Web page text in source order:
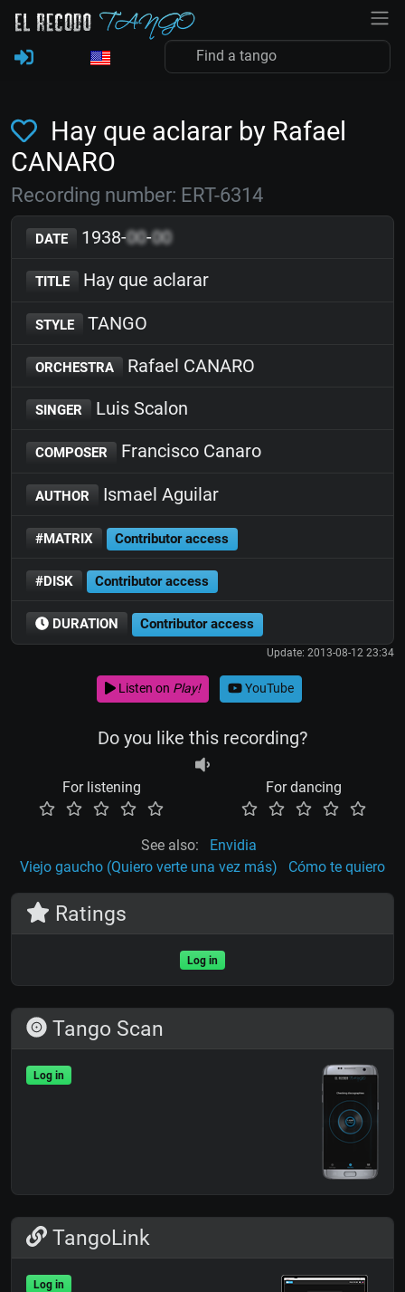
Hay que aclarar by Rafael
CANARO
Recording number: ERT-6314
DATE 1938-00-00
TITLE Hay que aclarar
STYLE TANGO
ORCHESTRA Rafael CANARO
SINGER Luis Scalon
COMPOSER Francisco Canaro
AUTHOR Ismael Aguilar
#MATRIX Contributor access
#DISK Contributor access
DURATION Contributor access
Update: 2013-08-12 23:34
Listen on Play! YouTube
Do you like this recording?
For listening For dancing
See also:
Envidia
Viejo gaucho (Quiero verte una vez más)
Cómo te quiero
Ratings
Log in
Tango Scan
Log in
TangoLink
Log in